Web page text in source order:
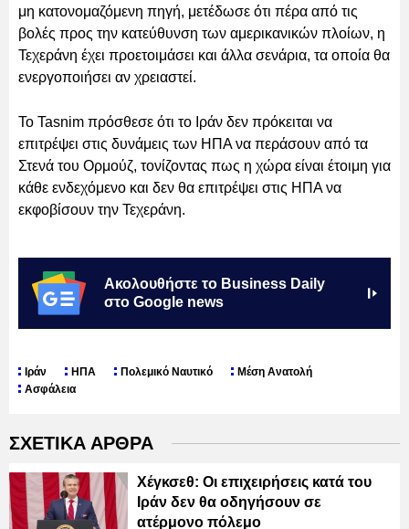
μη κατονομαζόμενη πηγή, μετέδωσε ότι πέρα από τις
βολές προς την κατεύθυνση των αμερικανικών πλοίων, η
Τεχεράνη έχει προετοιμάσει και άλλα σενάρια, τα οποία θα
ενεργοποιήσει αν χρειαστεί.
Το Tasnim πρόσθεσε ότι το Ιράν δεν πρόκειται να
επιτρέψει στις δυνάμεις των ΗΠΑ να περάσουν από τα
Στενά του Ορμούζ, τονίζοντας πως η χώρα είναι έτοιμη για
κάθε ενδεχόμενο και δεν θα επιτρέψει στις ΗΠΑ να
εκφοβίσουν την Τεχεράνη.
Ακολουθήστε το Business Daily
στο Google news
Ιράν ΗΠΑ Πολεμικό Ναυτικό
Μέση Ανατολή
Ασφάλεια
ΣΧΕΤΙΚΑ ΑΡΘΡΑ
Χέγκσεθ: Οι επιχειρήσεις κατά του
Ιράν δεν θα οδηγήσουν σε
ατέρμονο πόλεμο